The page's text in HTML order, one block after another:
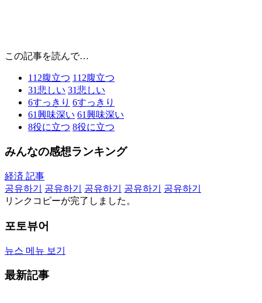
この記事を読んで…
112腹立つ 112腹立つ
31悲しい 31悲しい
6すっきり 6すっきり
61興味深い 61興味深い
8役に立つ 8役に立つ
みんなの感想ランキング
経済 記事
공유하기
공유하기 공유하기 공유하기
공유하기
リンクコピーが完了しました。
포토뷰어
뉴스 메뉴 보기
最新記事